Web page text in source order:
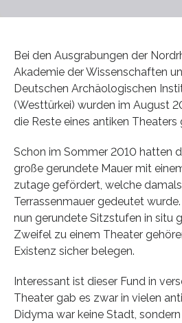
Bei den Ausgrabungen der
Akademie der Wissenschaften
Deutschen Archäologischen
(Westtürkei) wurden im August
die Reste eines antiken Theaters
Schon im Sommer 2010 hatten
große gerundete Mauer mit
zutage gefördert, welche
Terrassenmauer gedeutet
nun gerundete Sitzstufen in situ
Zweifel zu einem Theater
Existenz sicher belegen.
Interessant ist dieser Fund in
Theater gab es zwar in vielen
Didyma war keine Stadt,